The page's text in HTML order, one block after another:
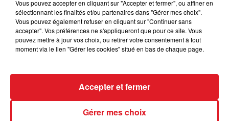
FIL D'ACTUS
Vous pouvez accepter en cliquant sur "Accepter et fermer", ou affiner en
sélectionnant les finalités et/ou partenaires dans "Gérer mes choix".
Vous pouvez également refuser en cliquant sur "Continuer sans
accepter". Vos préférences ne s'appliqueront que pour ce site. Vous
pouvez mettre à jour vos choix, ou retirer votre consentement à tout
moment via le lien "Gérer les cookies" situé en bas de chaque page.
Gérer mes choix
Accepter et fermer